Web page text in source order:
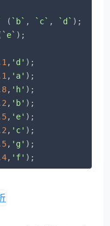
( `b` , `c` , `d`
`e` );
1 , 'd'
1 , 'a'
8, 'h'
2 , 'b'
5, 'e'
2 , 'c'
5, 'g'
4, 'f' );